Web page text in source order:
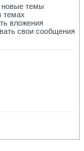
новые темы
темах
вложения
свои сообщения